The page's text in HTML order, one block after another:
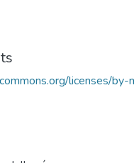
licenses/by-